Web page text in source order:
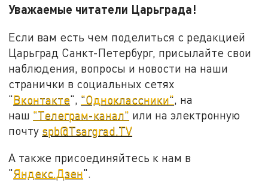
Уважаемые читатели Царьграда!
Если вам есть чем поделиться с редакцией
Царьград Санкт-Петербург, присылайте свои
наблюдения, вопросы и новости на наши
странички в социальных сетях
"Вконтакте", "Одноклассники" , на
наш "Телеграм-канал" или на электронную
почту spb@Tsargrad.TV
А также присоединяйтесь к нам в
"Яндекс.Дзен".